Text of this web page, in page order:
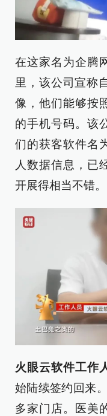
在这家名为企腾
里，该公司宣称
像，他们能够按
的手机号码。该
们的获客软件名
人数据信息，已
开展得相当不错。
火眼云软件工作
始陆续签约回来
多家门店。医美